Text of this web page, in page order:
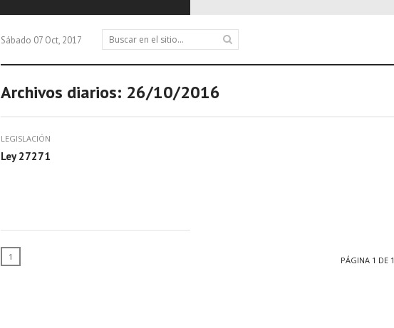
Sábado 07 Oct, 2017
Archivos diarios: 26/10/2016
LEGISLACIÓN
Ley 27271
1 PÁGINA 1 DE 1